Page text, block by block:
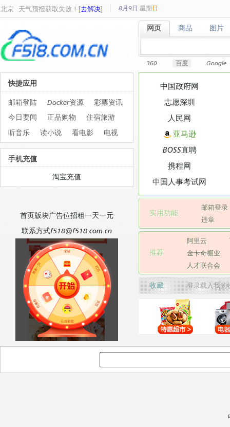
北京 天气预报获取失败！[去解决] 8月9日 星期 日
网页
网页 商品
商品 图片
图片
360 百度 Google
中国政府网
志愿深圳
人民网
亚马逊
BOSS直聘
携程网
中国人事考试网
实用功能
邮箱登录
违章
推荐
阿里云
金卡奇棚业
人才联合会
收藏 登录载入我
快捷应用
邮箱登陆 Docker资源
彩票资讯
今日要闻
正品购物
住宿旅游
听音乐
读小说 看电影 电视
手机充值
淘宝充值
首页版块广告位招租一天一元
联系方式f518@f518.com.cn